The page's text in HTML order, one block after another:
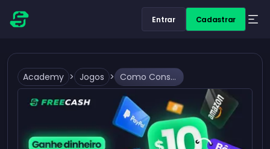
Entrar Cadastrar
Academy > Jogos > Como Conseguir Fichas Grátis no Bingo Bash: Todos os Métodos que Funcionam